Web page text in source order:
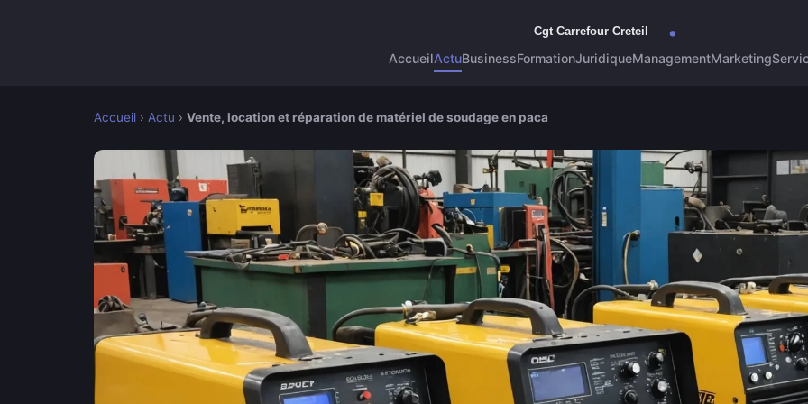
AccueilActuBusinessFormationJuridiqueManagementMarketing
Accueil › Actu › Vente, location et réparation de matériel de soudage en paca